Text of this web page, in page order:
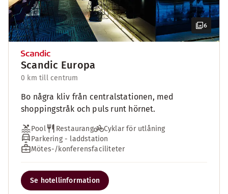
6
Scandic Europa
0 km till centrum
Bo några kliv från centralstationen, med
shoppingstråk och puls runt hörnet.
Pool Restaurang
Cyklar för utlåning
Parkering - laddstation
Mötes-/konferensfaciliteter
Se hotellinformation